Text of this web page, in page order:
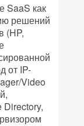
SaaS как
решений
(HP,
от IP-
Video
Directory,